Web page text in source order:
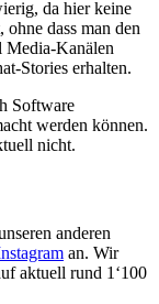
da hier keine
dass man den
Media-Kanälen
Stories erhalten.
Software
werden können.
nicht.
anderen
an. Wir
aktuell rund 1‘100